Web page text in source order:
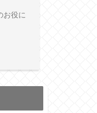
お役に